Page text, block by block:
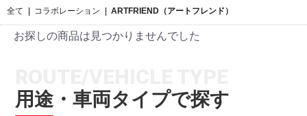
全て | コラボレーション | ARTFRIEND（アートフレンド）
お探しの商品は見つかりませんでした
用途・車両タイプで探す